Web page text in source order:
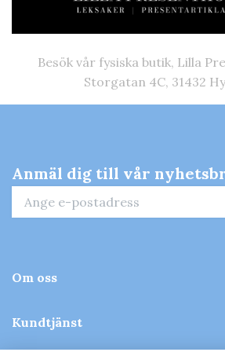
Besök vår fysiska butik, Lilla
Storgatan 4C, 31432
Anmäl dig till vår
Om oss
Kundtjänst